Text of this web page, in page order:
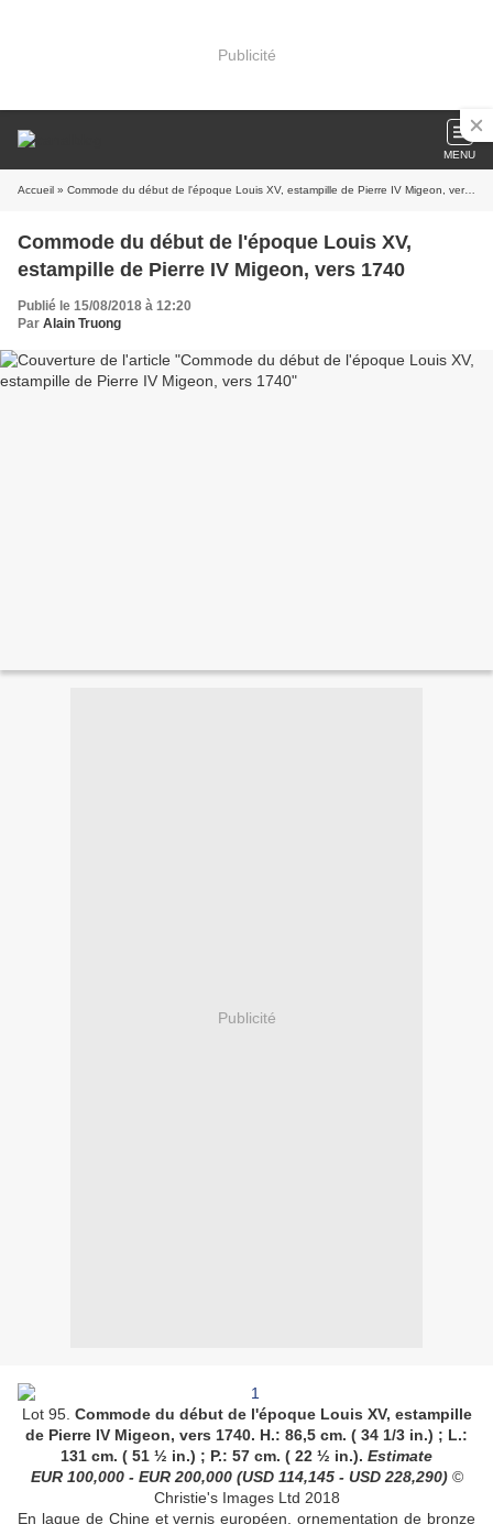
Publicité
MENU
Accueil » Commode du début de l'époque Louis XV, estampille de Pierre IV Migeon, vers 1740
Commode du début de l'époque Louis XV,
estampille de Pierre IV Migeon, vers 1740
Publié le 15/08/2018 à 12:20
Par Alain Truong
Publicité
Lot 95. Commode du début de l'époque Louis XV, estampille
de Pierre IV Migeon, vers 1740. H.: 86,5 cm. ( 34 1/3 in.) ; L.:
131 cm. ( 51 ½ in.) ; P.: 57 cm. ( 22 ½ in.). Estimate
EUR 100,000 - EUR 200,000 (USD 114,145 - USD 228,290)©
Christie's Images Ltd 2018
En laque de Chine et vernis européen, ornementation de bronze